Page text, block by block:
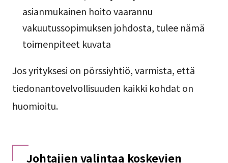
asianmukainen hoito vaarannu
vakuutussopimuksen johdosta, tulee nämä
toimenpiteet kuvata
Jos yrityksesi on pörssiyhtiö, varmista, että
tiedonantovelvollisuuden kaikki kohdat on
huomioitu.
Johtajien valintaa koskevien